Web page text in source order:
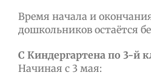
Время начала и
дошкольников остаётся
С Киндергартена по 3-й
Начиная с 3 мая: